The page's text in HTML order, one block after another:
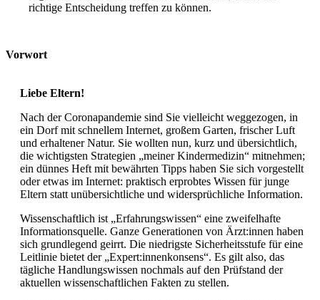
richtige Entscheidung treffen zu können.
Vorwort
Liebe Eltern!
Nach der Coronapandemie sind Sie vielleicht weggezogen, in
ein Dorf mit schnellem Internet, großem Garten, frischer Luft
und erhaltener Natur. Sie wollten nun, kurz und übersichtlich,
die wichtigsten Strategien „meiner Kindermedizin“ mitnehmen;
ein dünnes Heft mit bewährten Tipps haben Sie sich vorgestellt
oder etwas im Internet: praktisch erprobtes Wissen für junge
Eltern statt unübersichtliche und widersprüchliche Information.
Wissenschaftlich ist „Erfahrungswissen“ eine zweifelhafte
Informationsquelle. Ganze Generationen von Ärzt:innen haben
sich grundlegend geirrt. Die niedrigste Sicherheitsstufe für eine
Leitlinie bietet der „Expert:innenkonsens“. Es gilt also, das
tägliche Handlungswissen nochmals auf den Prüfstand der
aktuellen wissenschaftlichen Fakten zu stellen.